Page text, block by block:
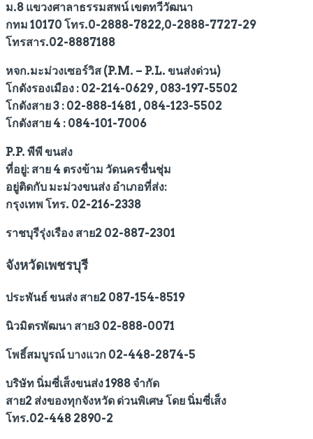
ม.8 แขวงศาลาธรรมสพน์ เขตทวีวัฒนา
กทม 10170 โทร.0-2888-7822,0-2888-7727-29
โทรสาร.02-8887188
หจก.มะม่วงเซอร์วิส (P.M. – P.L. ขนส่งด่วน)
โกดังรองเมือง : 02-214-0629 , 083-197-5502
โกดังสาย 3 : 02-888-1481 , 084-123-5502
โกดังสาย 4 : 084-101-7006
P.P. พีพี ขนส่ง
ที่อยู่: สาย 4 ตรงข้าม วัดนครชื่นชุ่ม
อยู่ติดกับ มะม่วงขนส่ง อำเภอที่ส่ง:
กรุงเทพ โทร. 02-216-2338
ราชบุรีรุ่งเรือง สาย2 02-887-2301
จังหวัดเพชรบุรี
ประพันธ์ ขนส่ง สาย2 087-154-8519
นิวมิตรพัฒนา สาย3 02-888-0071
โพธิ์สมบูรณ์ บางแวก 02-448-2874-5
บริษัท นิ่มซี่เส็งขนส่ง 1988 จำกัด
สาย2 ส่งของทุกจังหวัด ด่วนพิเศษ โดย นิ่มซี่เส็ง
โทร.02-448 2890-2